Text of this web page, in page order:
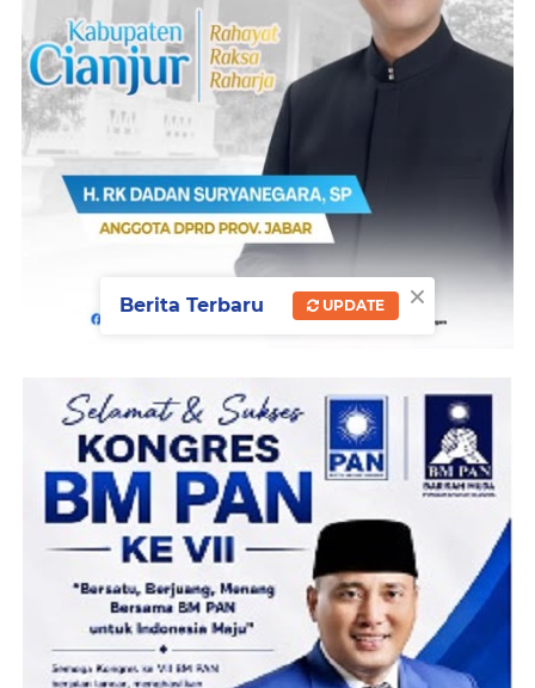
×
Berita Terbaru UPDATE